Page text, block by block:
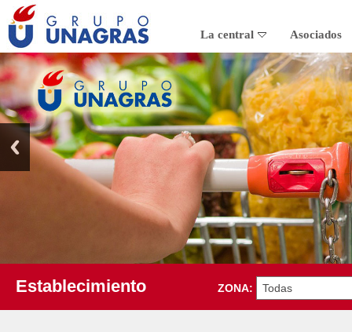
La central Asociados
Establecimiento ZONA: